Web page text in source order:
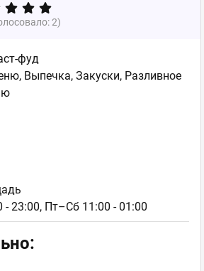
2)
фуд
Выпечка, Закуски, Разливное
- 23:00, Пт–Сб 11:00 - 01:00